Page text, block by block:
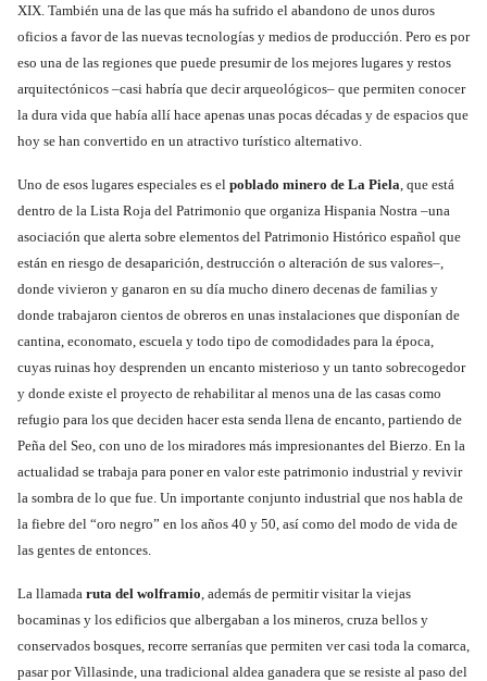
XIX. También una de las que más ha sufrido el abandono de unos duros
oficios a favor de las nuevas tecnologías y medios de producción. Pero es por
eso una de las regiones que puede presumir de los mejores lugares y restos
arquitectónicos –casi habría que decir arqueológicos– que permiten conocer
la dura vida que había allí hace apenas unas pocas décadas y de espacios que
hoy se han convertido en un atractivo turístico alternativo.
Uno de esos lugares especiales es el poblado minero de La Piela , que está
dentro de la Lista Roja del Patrimonio que organiza Hispania Nostra –una
asociación que alerta sobre elementos del Patrimonio Histórico español que
están en riesgo de desaparición, destrucción o alteración de sus valores–,
donde vivieron y ganaron en su día mucho dinero decenas de familias y
donde trabajaron cientos de obreros en unas instalaciones que disponían de
cantina, economato, escuela y todo tipo de comodidades para la época,
cuyas ruinas hoy desprenden un encanto misterioso y un tanto sobrecogedor
y donde existe el proyecto de rehabilitar al menos una de las casas como
refugio para los que deciden hacer esta senda llena de encanto, partiendo de
Peña del Seo, con uno de los miradores más impresionantes del Bierzo. En la
actualidad se trabaja para poner en valor este patrimonio industrial y revivir
la sombra de lo que fue. Un importante conjunto industrial que nos habla de
la fiebre del “oro negro” en los años 40 y 50, así como del modo de vida de
las gentes de entonces.
La llamada ruta del wolframio , además de permitir visitar la viejas
bocaminas y los edificios que albergaban a los mineros, cruza bellos y
conservados bosques, recorre serranías que permiten ver casi toda la comarca,
pasar por Villasinde, una tradicional aldea ganadera que se resiste al paso del